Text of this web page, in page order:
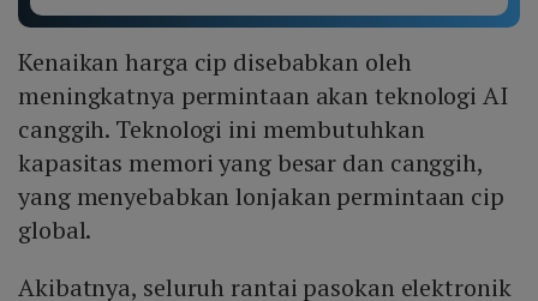
Kenaikan harga cip disebabkan oleh
meningkatnya permintaan akan teknologi AI
canggih. Teknologi ini membutuhkan
kapasitas memori yang besar dan canggih,
yang menyebabkan lonjakan permintaan cip
global.
Akibatnya, seluruh rantai pasokan elektronik